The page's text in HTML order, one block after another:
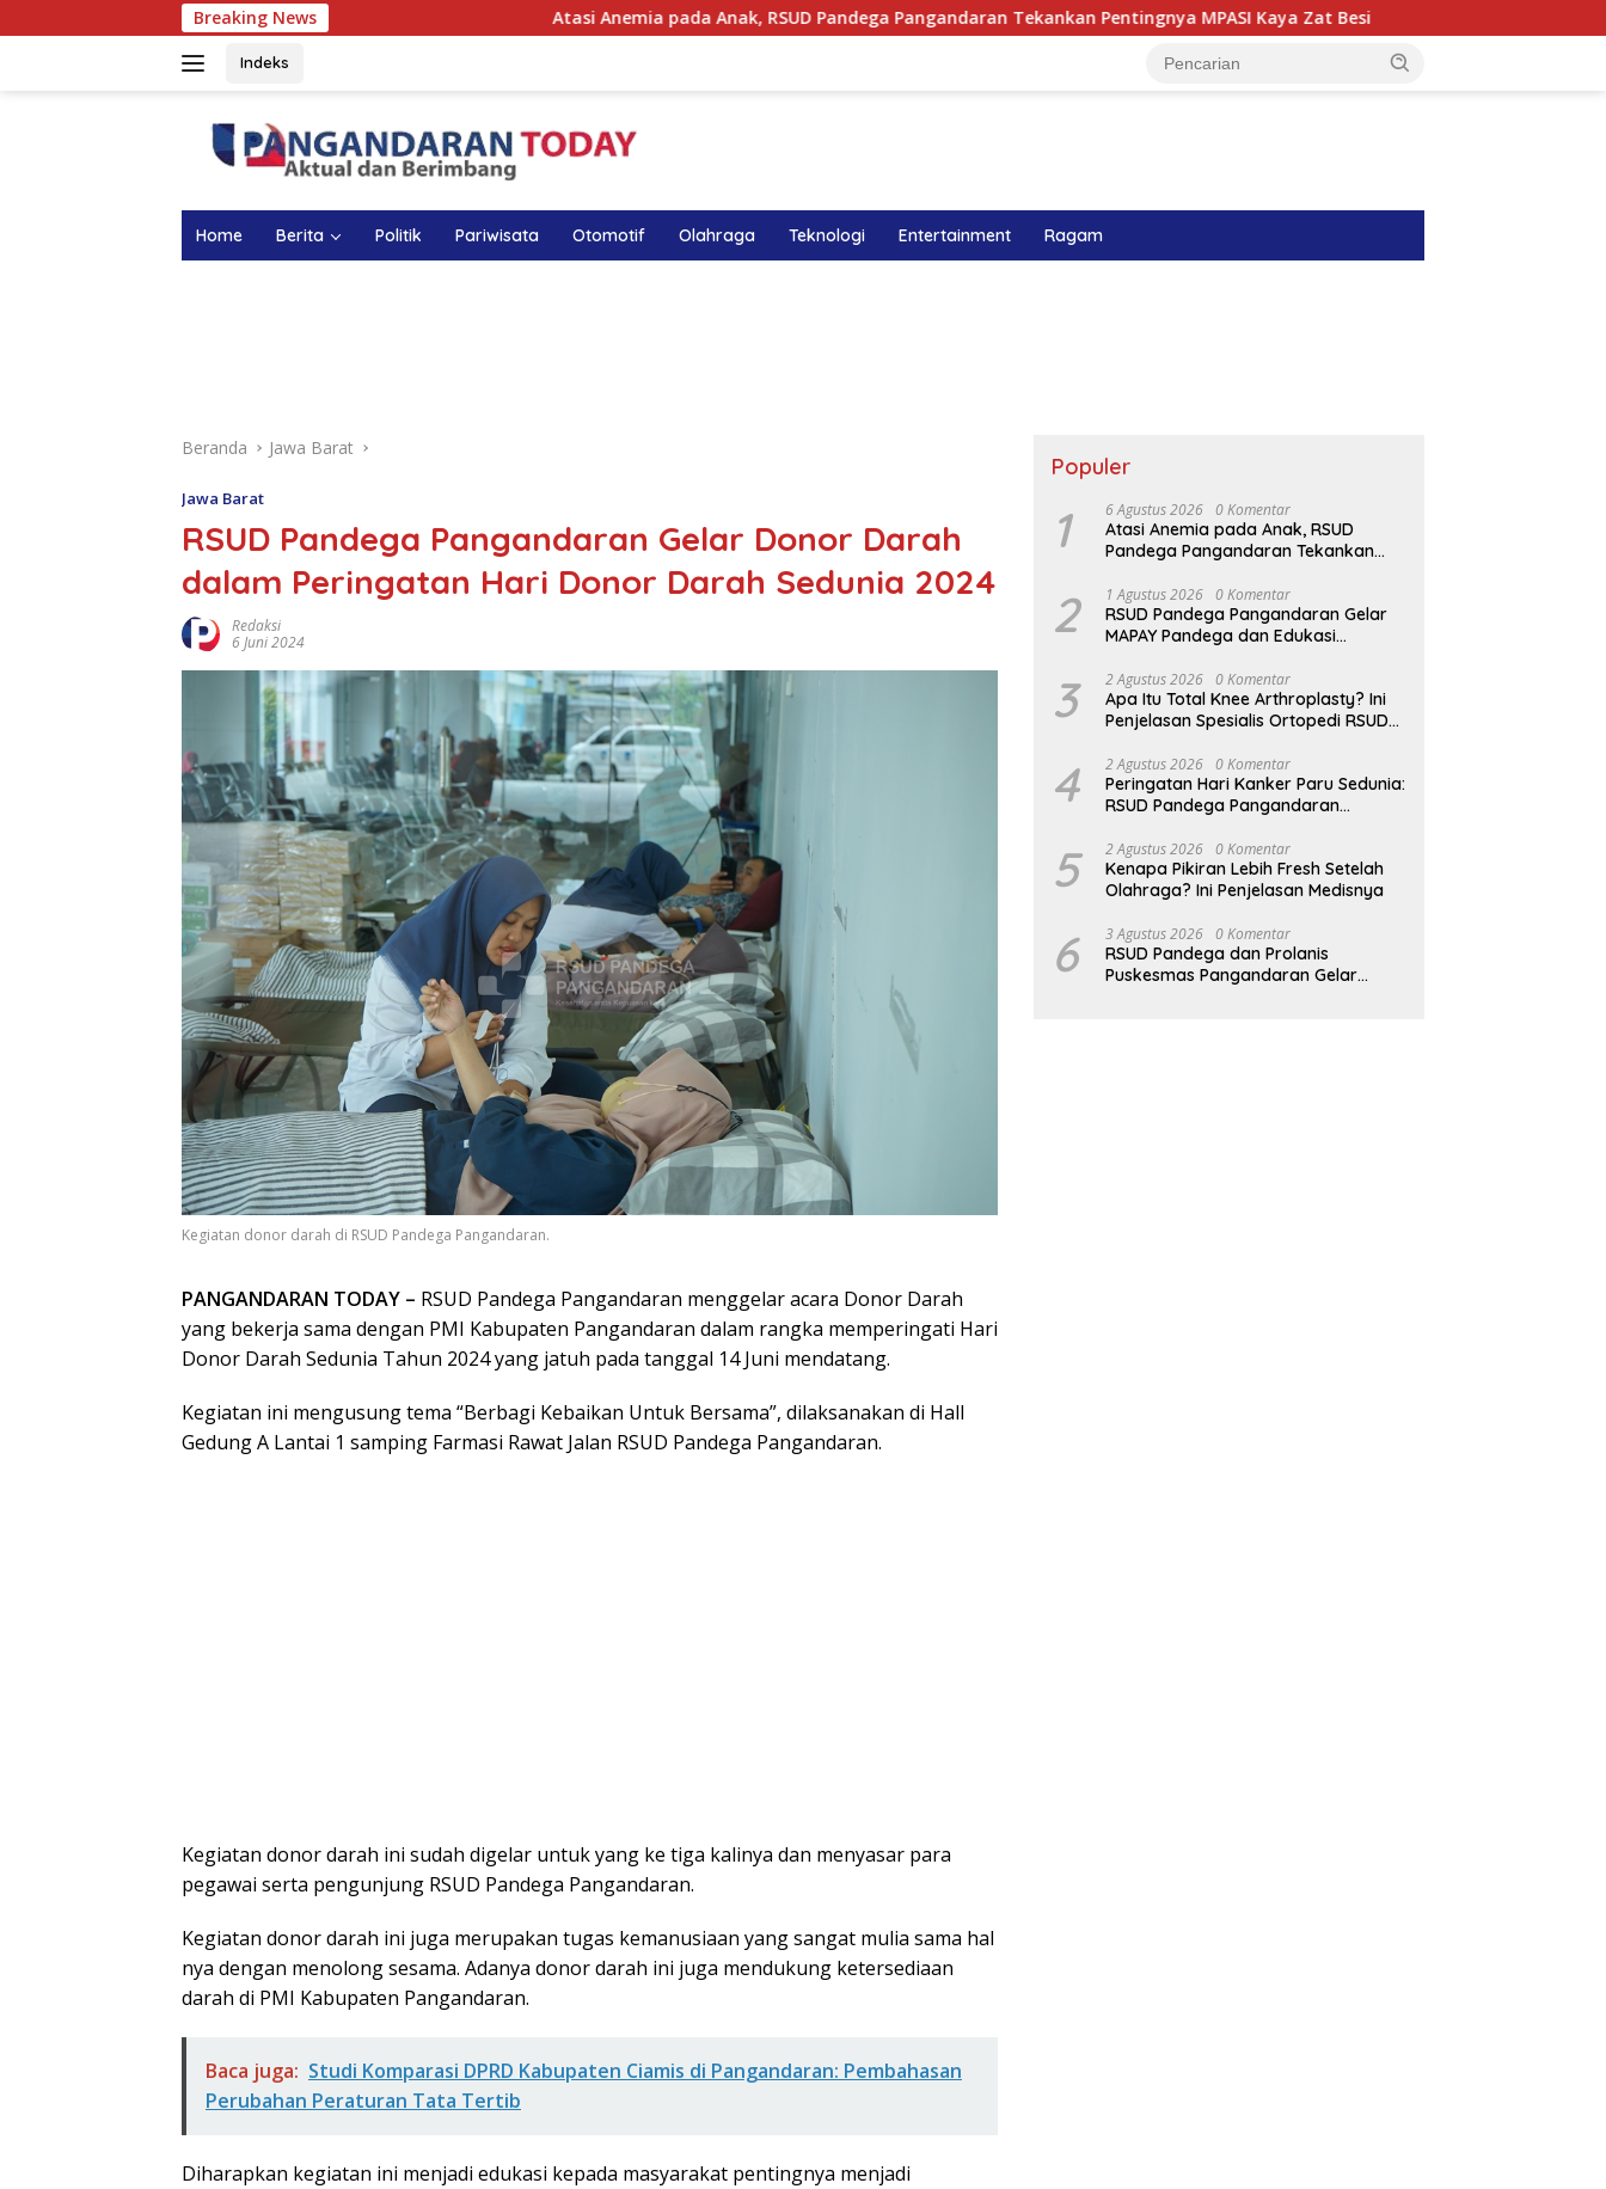
ke
Breaking News Atasi Anemia pada Anak, RSUD Pandega Pangandaran Tekankan Pentingnya MPASI Kaya Zat Besi Menyambung Harapan di Ruang
Indeks
Home Berita Politik Pariwisata Otomotif Olahraga Teknologi Entertainment Ragam
Beranda Jawa Barat
Jawa Barat
RSUD Pandega Pangandaran Gelar Donor Darah
dalam Peringatan Hari Donor Darah Sedunia 2024
Redaksi
6 Juni 2024
Kegiatan donor darah di RSUD Pandega Pangandaran.
PANGANDARAN TODAY – RSUD Pandega Pangandaran menggelar acara Donor Darah
yang bekerja sama dengan PMI Kabupaten Pangandaran dalam rangka memperingati Hari
Donor Darah Sedunia Tahun 2024 yang jatuh pada tanggal 14 Juni mendatang.
Kegiatan ini mengusung tema “Berbagi Kebaikan Untuk Bersama”, dilaksanakan di Hall
Gedung A Lantai 1 samping Farmasi Rawat Jalan RSUD Pandega Pangandaran.
Kegiatan donor darah ini sudah digelar untuk yang ke tiga kalinya dan menyasar para
pegawai serta pengunjung RSUD Pandega Pangandaran.
Kegiatan donor darah ini juga merupakan tugas kemanusiaan yang sangat mulia sama hal
nya dengan menolong sesama. Adanya donor darah ini juga mendukung ketersediaan
darah di PMI Kabupaten Pangandaran.
Baca juga: Studi Komparasi DPRD Kabupaten Ciamis di Pangandaran: Pembahasan
Perubahan Peraturan Tata Tertib
Diharapkan kegiatan ini menjadi edukasi kepada masyarakat pentingnya menjadi
Populer
1 6 Agustus 2026 0 Komentar
Atasi Anemia pada Anak, RSUD
Pandega Pangandaran Tekankan
2 1 Agustus 2026 0 Komentar
RSUD Pandega Pangandaran Gelar
MAPAY Pandega dan Edukasi
3 2 Agustus 2026 0 Komentar
Apa Itu Total Knee Arthroplasty? Ini
Penjelasan Spesialis Ortopedi RSUD
4 2 Agustus 2026 0 Komentar
Peringatan Hari Kanker Paru Sedunia:
RSUD Pandega Pangandaran
5 2 Agustus 2026 0 Komentar
Kenapa Pikiran Lebih Fresh Setelah
Olahraga? Ini Penjelasan Medisnya
6 3 Agustus 2026 0 Komentar
RSUD Pandega dan Prolanis
Puskesmas Pangandaran Gelar